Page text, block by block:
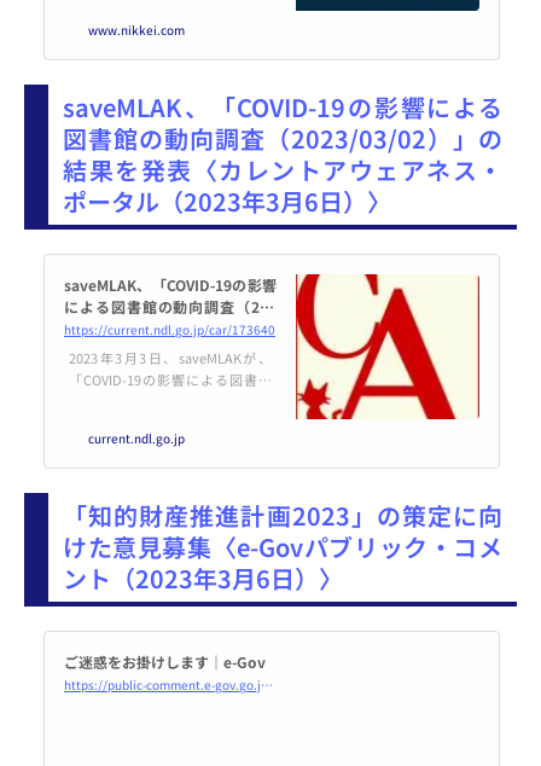
各企業の最新ニュースやプレスリ
リース、株価・財務データ、銘柄
供。各企業の人事・おくやみ情報
も掲載。
www.nikkei.com
saveMLAK、「COVID-19の影響による
図書館の動向調査（2023/03/02）」の
結果を発表〈カレントアウェアネス・
ポータル（2023年3月6日）〉
saveMLAK、「COVID-19の影響
による図書館の動向調査（202
3/03/02）」の結果を発表
https://current.ndl.go.jp/car/173640
2023年3月3日、saveMLAKが、
「COVID-19の影響による図書館
22年12月16日にsaveMLAKが結果
を公開した第34回調査に続く、第
current.ndl.go.jp
「知的財産推進計画2023」の策定に向
けた意見募集〈e-Govパブリック・コメ
ント（2023年3月6日）〉
ご迷惑をお掛けします｜e-Gov
https://public-comment.e-gov.go.jp/servlet/Public?CLASSNAME=PCMMSTDETAIL&#038;id=095230240&#038;Mode=0